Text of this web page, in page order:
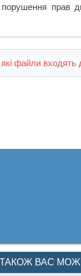
прав
файли входять
ТАКОЖ ВАС